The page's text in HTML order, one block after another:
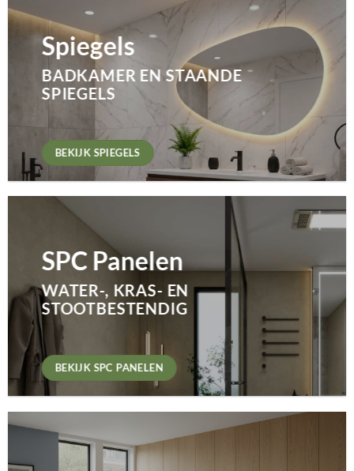
SPC Panelen
WATER-, KRAS- EN
STOOTBESTENDIG
BEKIJK SPC PANELEN
Spiegels
BADKAMER EN STAANDE
SPIEGELS
BEKIJK SPIEGELS
SPC Panelen
WATER-, KRAS- EN
STOOTBESTENDIG
BEKIJK SPC PANELEN
SPC Panelen
WATER-, KRAS- EN
STOOTBESTENDIG
BEKIJK SPC PANELEN